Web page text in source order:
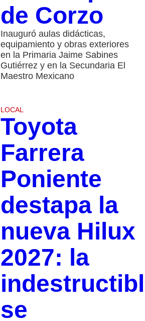
de Corzo
Inauguró aulas didácticas,
equipamiento y obras exteriores
en la Primaria Jaime Sabines
Gutiérrez y en la Secundaria El
Maestro Mexicano
LOCAL
Toyota
Farrera
Poniente
destapa la
nueva Hilux
2027: la
se